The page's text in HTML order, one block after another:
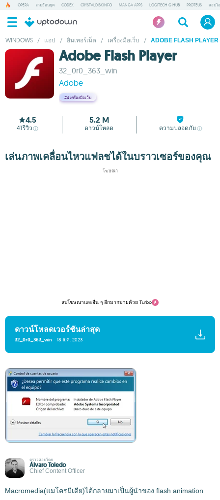
OPERA เกมย้อนยุค CODEX CRYSTALDISKINFO MANGA APPS LOGITECH G HUB PROTEUS แอปโ
WINDOWS / แอป / อินเทอร์เน็ต / เครื่องมือเว็บ / ADOBE FLASH PLAYER
Adobe Flash Player
32_0r0_363_win
Adobe
#4เครื่องมือเว็บ
4.5
41รีวิว
5.2 M
ดาวน์โหลด ความปลอดภัย
เล่นภาพเคลื่อนไหวแฟลชได้ในบราวเซอร์ของคุณ
โฆษณา
ลบโฆษณาและอื่น ๆ อีกมากมายด้วย Turbo
ดาวน์โหลดเวอร์ชันล่าสุด
32_0r0_363_win 18 ส.ค. 2023
ตรวจสอบโดย
Álvaro Toledo
Chief Content Officer
Macromedia(แมโครมีเดีย)ได้กลายมาเป็นผู้นำของ flash animation